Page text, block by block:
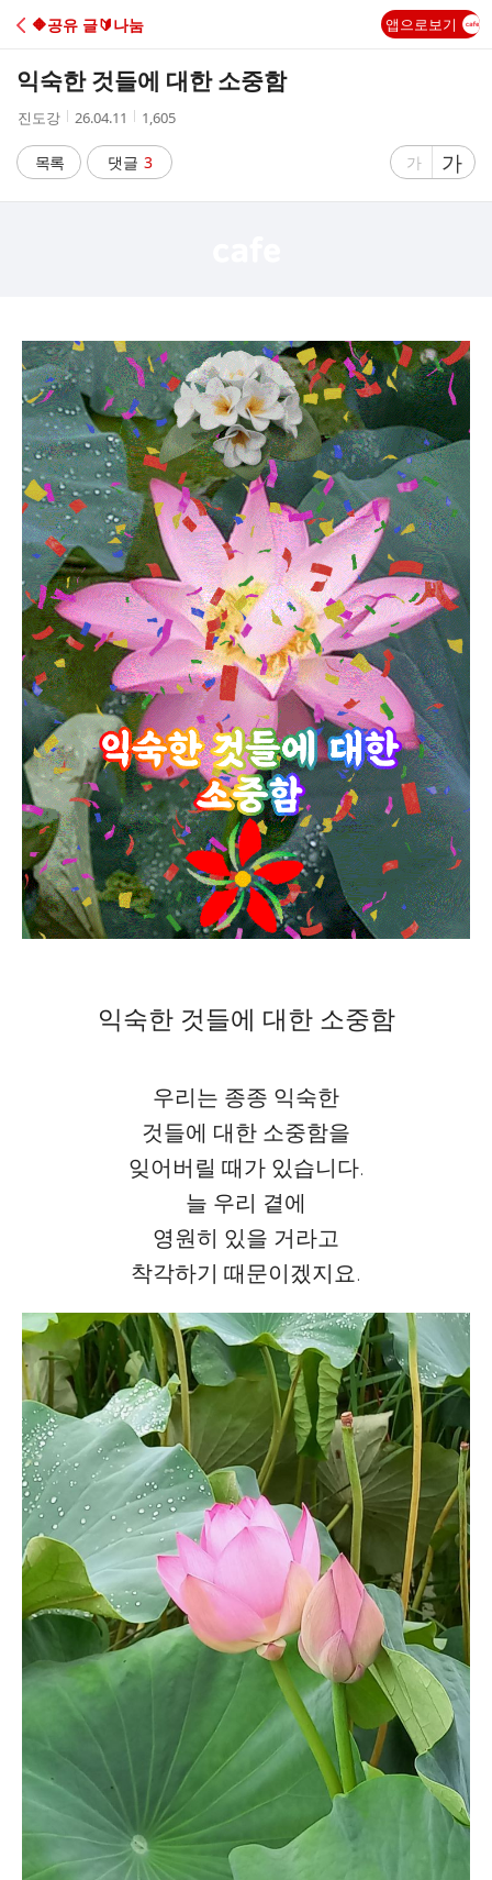
C
A
🔶️공유 글🔰나눔 앱으로보기
익숙한 것들에 대한 소중함
작
자
진도강
작
시
간
26.04.11
조
수
1,605
목록 댓글 3
글
가
글
자
가
익숙한 것들에 대한 소중함
우리는 종종 익숙한
것들에 대한 소중함을
잊어버릴 때가 있습니다.
늘 우리 곁에
영원히 있을 거라고
착각하기 때문이겠지요.